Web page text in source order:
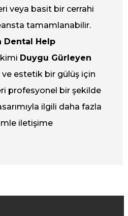
veya basit bir cerrahi
tamamlanabilir.
Dental Help
Duygu Gürleyen
ve estetik bir gülüş için
profesyonel bir şekilde
ilgili daha fazla
iletişime